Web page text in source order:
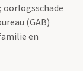
oorlogsschade
(GAB)
en